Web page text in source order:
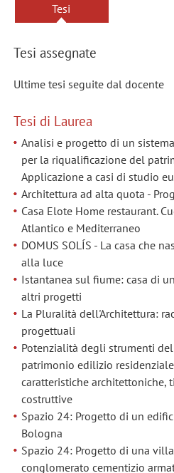
Tesi
Tesi assegnate
Ultime tesi seguite dal docente
Tesi di Laurea
Analisi e progetto di un
per la riqualificazione del
Applicazione a casi di studio
Architettura ad alta quota -
Casa Elote Home restaurant.
Atlantico e Mediterraneo
DOMUS SOLÍS - La casa che
alla luce
Istantanea sul fiume: casa di
altri progetti
La Pluralità dell'Architettura:
progettuali
Potenzialità degli strumenti
patrimonio edilizio
caratteristiche
costruttive
Spazio 24: Progetto di un
Bologna
Spazio 24: Progetto di una
conglomerato cementizio